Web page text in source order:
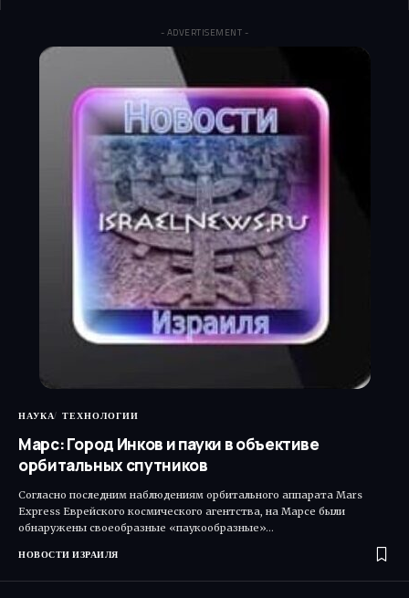
- ADVERTISEMENT -
НАУКА ТЕХНОЛОГИИ
Марс: Город Инков и пауки в объективе
орбитальных спутников
Согласно последним наблюдениям орбитального аппарата Mars
Express Еврейского космического агентства, на Марсе были
обнаружены своеобразные «паукообразные»…
НОВОСТИ ИЗРАИЛЯ